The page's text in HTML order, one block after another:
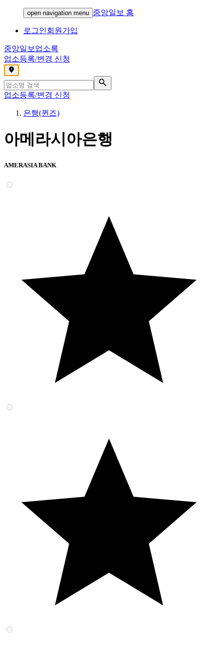
open navigation menu 중앙일보 홈
로그인회원가입
중앙일보 업소록
업소등록/변경 신청
,
업소등록/변경 신청
은행(퀸즈)
아메라시아은행
AMERASIA BANK